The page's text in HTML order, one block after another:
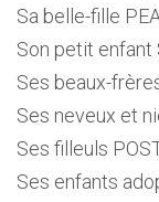
Sa belle-fille
Son petit enfant
Ses beaux-
Ses neveux et
Ses filleuls
Ses enfants